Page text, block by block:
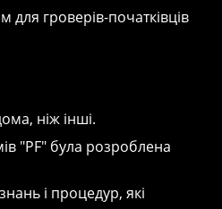
гроверів-початківців
ніж інші.
"PF" була розроблена
і процедур, які